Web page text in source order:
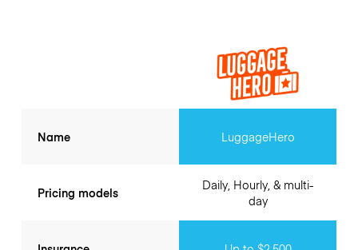
Name
Pricing models
LuggageHero
Daily, Hourly, & multi-
day